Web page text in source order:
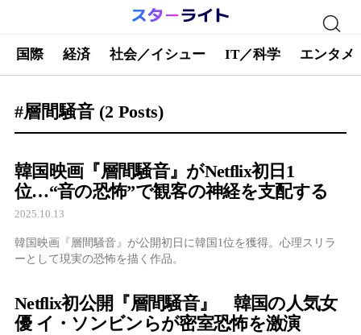
国際 経済 社会／イシュー IT／科学 エンタメ
#層間騒音 (2 Posts)
韓国映画『層間騒音』がNetflix初日1
位…“音の恐怖”で観客の神経を支配する
2025.10.13
韓国映画『層間騒音』が公開初日に韓国1位を獲得。心理スリラ
ーとして現実の恐怖を描く作品。
Netflix初公開『層間騒音』 韓国の人気女
優 イ・ソンビンらが密室恐怖を激演